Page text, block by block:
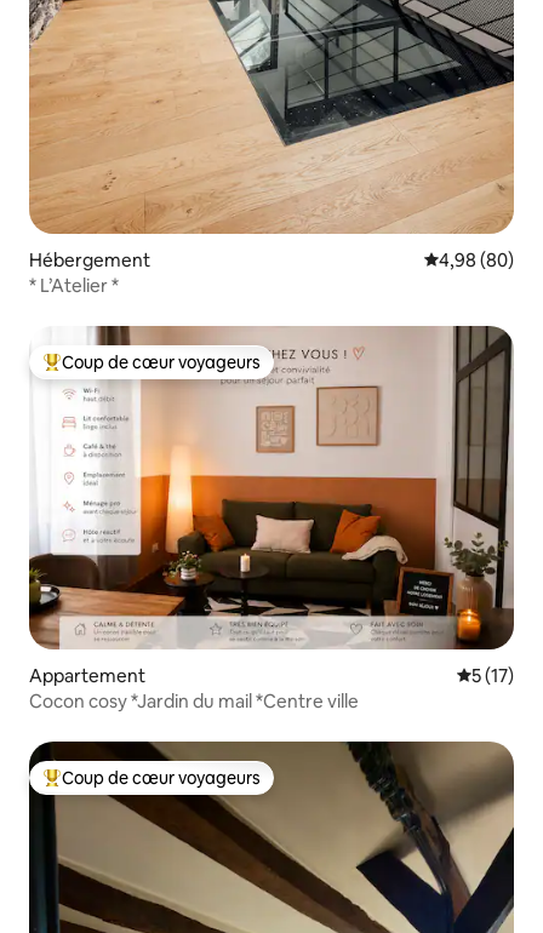
Hébergement Évaluation
4,98 (80)
* L’Atelier *
Coups de cœur voyageurs les plus appréciés
Coup de cœur voyageurs
Appartement
5 (17)
Cocon cosy *Jardin du mail *Centre ville
Coups de cœur voyageurs les plus appréciés
Coup de cœur voyageurs